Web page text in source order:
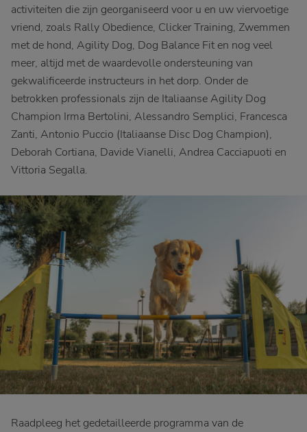
activiteiten die zijn georganiseerd voor u en uw viervoetige
vriend, zoals Rally Obedience, Clicker Training, Zwemmen
met de hond, Agility Dog, Dog Balance Fit en nog veel
meer, altijd met de waardevolle ondersteuning van
gekwalificeerde instructeurs in het dorp. Onder de
betrokken professionals zijn de Italiaanse Agility Dog
Champion Irma Bertolini, Alessandro Semplici, Francesca
Zanti, Antonio Puccio (Italiaanse Disc Dog Champion),
Deborah Cortiana, Davide Vianelli, Andrea Cacciapuoti en
Vittoria Segalla.
Raadpleeg het gedetailleerde programma van de